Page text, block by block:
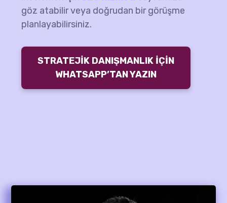
göz atabilir veya doğrudan bir görüşme
planlayabilirsiniz.
STRATEJİK DANIŞMANLIK İÇİN
WHATSAPP’TAN YAZIN